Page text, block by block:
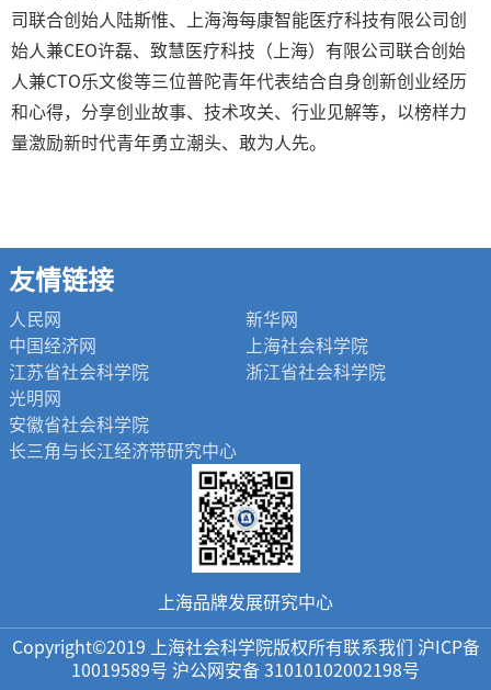
司联合创始人陆斯惟、上海海每康智能医疗科技有限公司创
始人兼CEO许磊、致慧医疗科技（上海）有限公司联合创始
人兼CTO乐文俊等三位普陀青年代表结合自身创新创业经历
和心得，分享创业故事、技术攻关、行业见解等，以榜样力
量激励新时代青年勇立潮头、敢为人先。
友情链接
人民网
中国经济网
江苏省社会科学院
新华网
上海社会科学院
浙江省社会科学院
光明网
安徽省社会科学院
长三角与长江经济带研究中心
上海品牌发展研究中心
Copyright©2019 上海社会科学院版权所有联系我们 沪ICP备
10019589号 沪公网安备 31010102002198号